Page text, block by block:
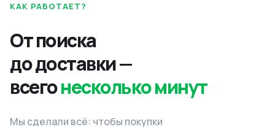
КАК РАБОТАЕТ?
От поиска
до доставки —
всегонесколько минут
Мы сделали всё: чтобы покупки